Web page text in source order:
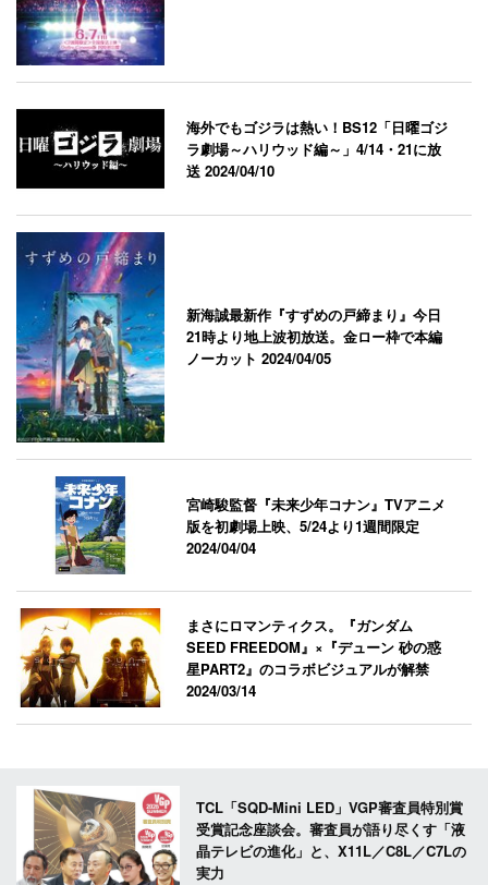
海外でもゴジラは熱い！BS12「日曜ゴジ
ラ劇場～ハリウッド編～」4/14・21に放
送2024/04/10
新海誠最新作『すずめの戸締まり』今日
21時より地上波初放送。金ロー枠で本編
ノーカット2024/04/05
宮崎駿監督『未来少年コナン』TVアニメ
版を初劇場上映、5/24より1週間限定
2024/04/04
まさにロマンティクス。『ガンダム
SEED FREEDOM』×『デューン 砂の惑
星PART2』のコラボビジュアルが解禁
2024/03/14
TCL「SQD-Mini LED」VGP審査員特別賞
受賞記念座談会。審査員が語り尽くす「液
晶テレビの進化」と、X11L／C8L／C7Lの
実力